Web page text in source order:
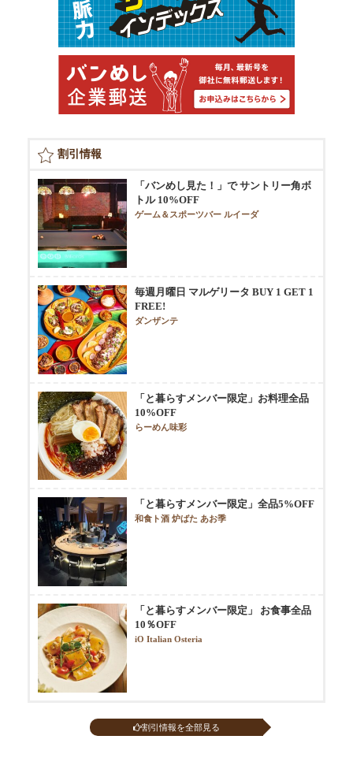
割引情報
「バンめし見た！」で サントリー角ボ
トル 10%OFF
ゲーム＆スポーツバー ルイーダ
毎週月曜日 マルゲリータ BUY 1 GET 1
FREE!
ダンザンテ
「と暮らすメンバー限定」お料理全品
10%OFF
らーめん味彩
「と暮らすメンバー限定」全品5%OFF
和食ト酒 炉ばた あお季
「と暮らすメンバー限定」 お食事全品
10％OFF
iO Italian Osteria
割引情報を全部見る